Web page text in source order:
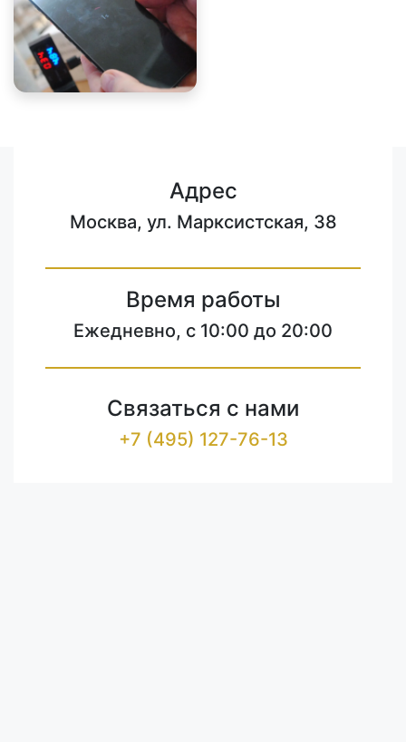
Адрес
Москва, ул. Марксистская, 38
Время работы
Ежедневно, с 10:00 до 20:00
Связаться с нами
+7 (495) 127-76-13